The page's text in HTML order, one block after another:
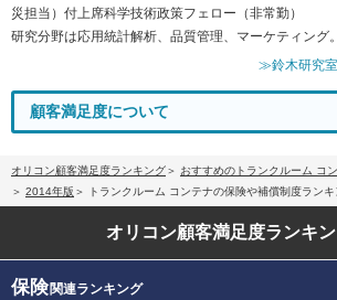
災担当）付上席科学技術政策フェロー（非常勤）
研究分野は応用統計解析、品質管理、マーケティング。
≫鈴木研究
顧客満足度について
オリコン顧客満足度ランキング
おすすめのトランクルーム コ
2014年版
トランクルーム コンテナの保険や補償制度ラン
オリコン顧客満足度ランキ
保険関連ランキング